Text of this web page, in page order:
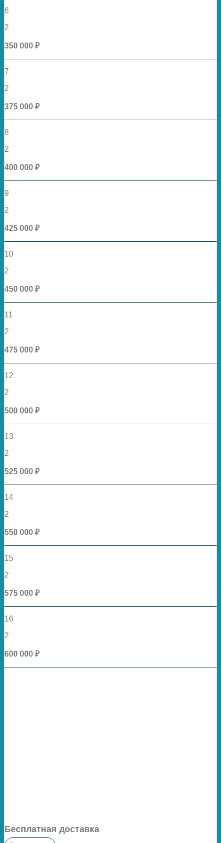
6
2
350 000 ₽
7
2
375 000 ₽
8
2
400 000 ₽
9
2
425 000 ₽
10
2
450 000 ₽
11
2
475 000 ₽
12
2
500 000 ₽
13
2
525 000 ₽
14
2
550 000 ₽
15
2
575 000 ₽
16
2
600 000 ₽
Бесплатная доставка